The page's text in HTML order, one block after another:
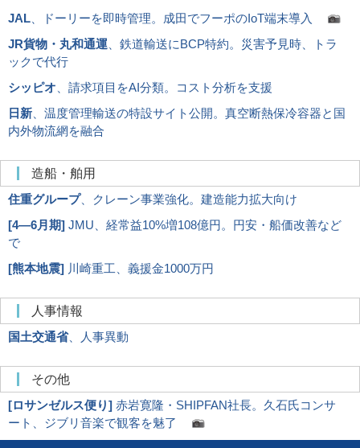
JAL 、ドーリーを即時管理。成田でフーポのIoT端末導入
JR貨物・丸和通運 、鉄道輸送にBCP特約。災害予見時、トラ
ックで代行
シッピオ 、請求項目をAI分類。コスト分析を支援
日新 、温度管理輸送の特設サイト公開。真空断熱保冷容器と国
内外物流網を融合
造船・舶用
住重グループ、クレーン事業強化。建造能力拡大向け
[4―6月期] JMU、経常益10%増108億円。円安・船価改善など
で
[熊本地震] 川崎重工、義援金1000万円
人事情報
国土交通省、人事異動
その他
[ロサンゼルス便り] 赤岩寛隆・SHIPFAN社長。久石氏コンサ
ート、ジブリ音楽で観客を魅了